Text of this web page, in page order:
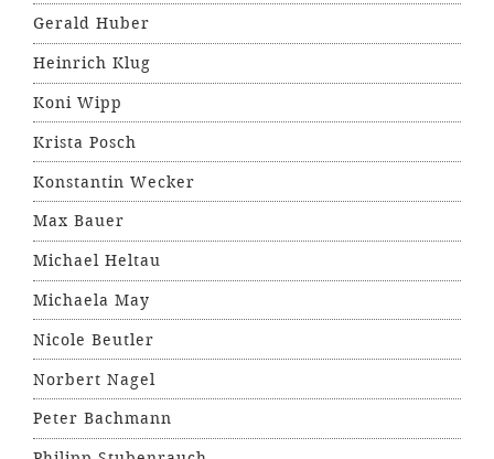
Gerald Huber
Heinrich Klug
Koni Wipp
Krista Posch
Konstantin Wecker
Max Bauer
Michael Heltau
Michaela May
Nicole Beutler
Norbert Nagel
Peter Bachmann